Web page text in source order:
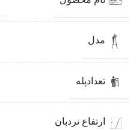
مدل
تعدادپله
ارتفاع نردبان